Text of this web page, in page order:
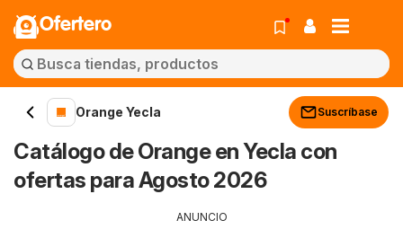
Ofertero
Orange Yecla Suscríbase
Catálogo de Orange en Yecla con
ofertas para Agosto 2026
ANUNCIO